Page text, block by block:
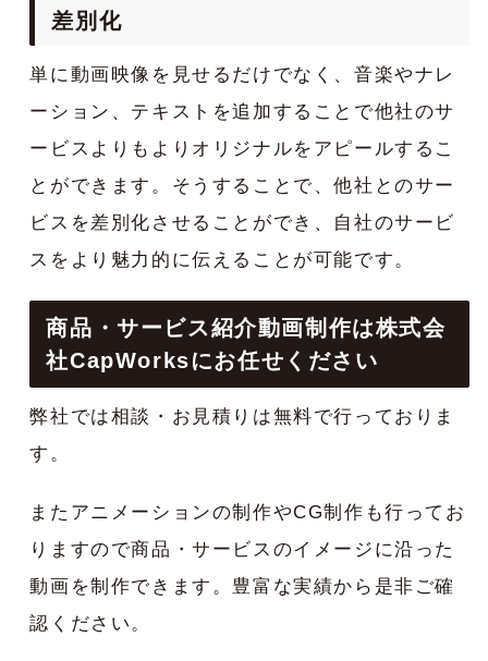
差別化
単に動画映像を見せるだけでなく、音楽やナレ
ーション、テキストを追加することで他社のサ
ービスよりもよりオリジナルをアピールするこ
とができます。そうすることで、他社とのサー
ビスを差別化させることができ、自社のサービ
スをより魅力的に伝えることが可能です。
商品・サービス紹介動画制作は株式会
社CapWorksにお任せください
弊社では相談・お見積りは無料で行っておりま
す。
またアニメーションの制作やCG制作も行ってお
りますので商品・サービスのイメージに沿った
動画を制作できます。豊富な実績から是非ご確
認ください。